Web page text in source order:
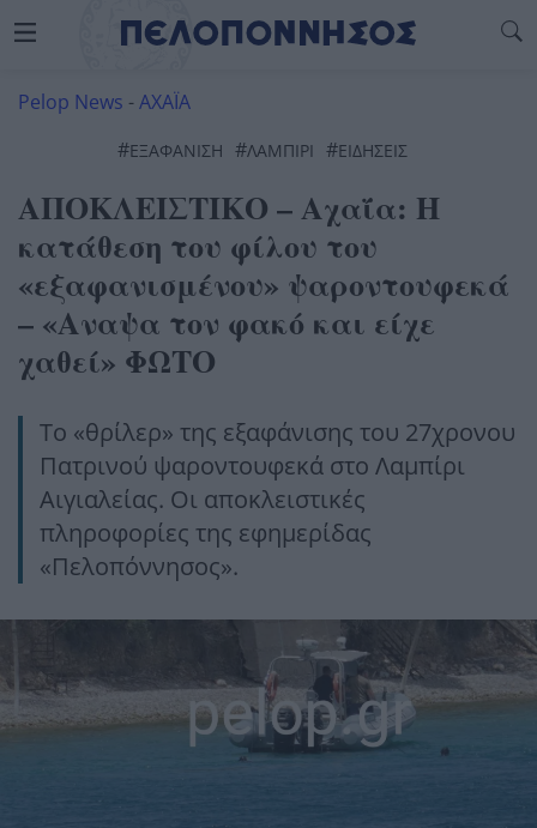
Pelop News -ΑΧΑΪΑ
#ΕΞΑΦΆΝΙΣΗ #ΛΑΜΠΊΡΙ #ΕΙΔΗΣΕΙΣ
ΑΠΟΚΛΕΙΣΤΙΚΟ – Αχαΐα: Η
κατάθεση του φίλου του
«εξαφανισμένου» ψαροντουφεκά
– «Αναψα τον φακό και είχε
χαθεί» ΦΩΤΟ
Το «θρίλερ» της εξαφάνισης του 27χρονου
Πατρινού ψαροντουφεκά στο Λαμπίρι
Αιγιαλείας. Οι αποκλειστικές
πληροφορίες της εφημερίδας
«Πελοπόννησος».